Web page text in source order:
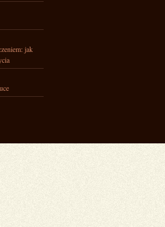
jak